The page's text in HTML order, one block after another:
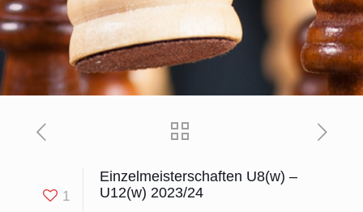
1
Einzelmeisterschaften U8(w) –
U12(w) 2023/24